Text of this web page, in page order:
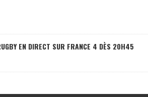
EN DIRECT SUR FRANCE 4 DÈS 20H45